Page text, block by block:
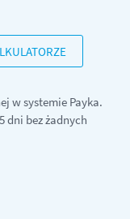
w systemie Payka.
dni bez żadnych